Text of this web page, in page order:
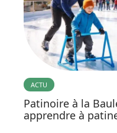
ACTU
Patinoire à la
apprendre à